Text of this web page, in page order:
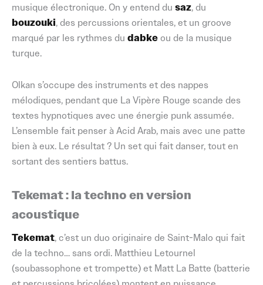
musique électronique. On y entend du saz, du
bouzouki, des percussions orientales, et un groove
marqué par les rythmes du dabkeou de la musique
turque.
Olkan s’occupe des instruments et des nappes
mélodiques, pendant que La Vipère Rouge scande des
textes hypnotiques avec une énergie punk assumée.
L’ensemble fait penser à Acid Arab, mais avec une patte
bien à eux. Le résultat ? Un set qui fait danser, tout en
sortant des sentiers battus.
Tekemat : la techno en version
acoustique
Tekemat, c’est un duo originaire de Saint-Malo qui fait
de la techno… sans ordi. Matthieu Letournel
(soubassophone et trompette) et Matt La Batte (batterie